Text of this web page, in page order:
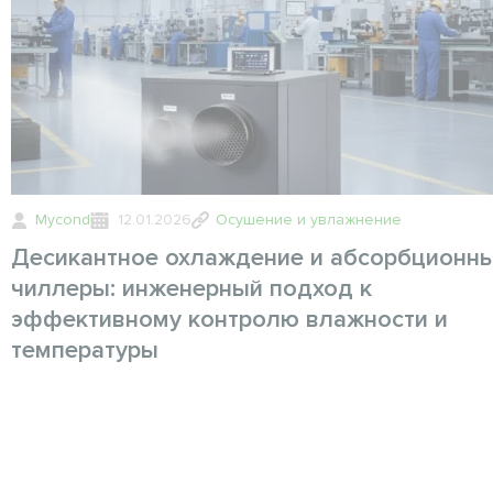
Mycond 12.01.2026 Осушение и увлажнение
Десикантное охлаждение и
чиллеры: инженерный подход к
эффективному контролю влажности и
температуры